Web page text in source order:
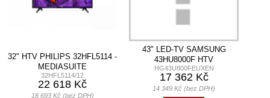
32" HTV PHILIPS 32HFL5114 -
MEDIASUITE
32HFL5114/12
22 618 Kč
18 693 Kč (bez DPH)
43" LED-TV SAMSUNG
43HU8000F HTV
HG43U800FEUXEN
17 362 Kč
14 349 Kč (bez DPH)